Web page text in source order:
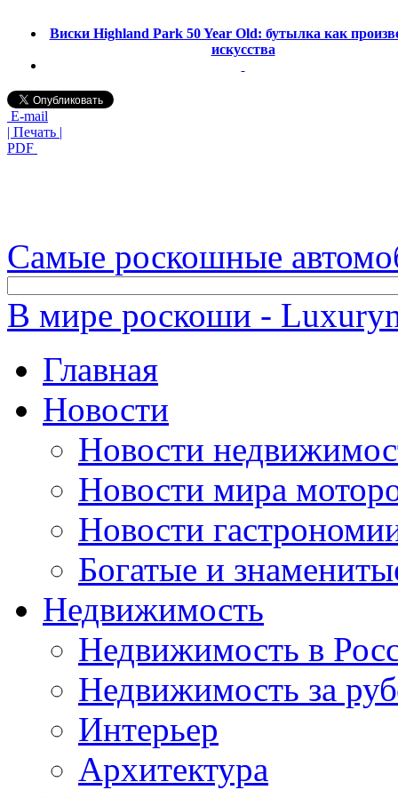
Виски Highland Park 50 Year Old: бутылка как
искусства
E-mail
| Печать |
PDF
Самые роскошные
В мире роскоши -
Главная
Новости
Новости
Новости мира
Новости
Богатые и
Недвижимость
Недвижимость в
Недвижимость за
Интерьер
Архитектура